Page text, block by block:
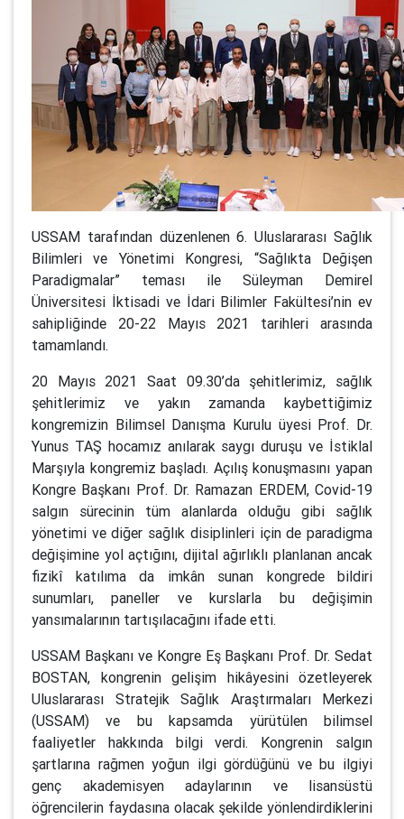
USSAM tarafından düzenlenen 6. Uluslararası Sağlık
Bilimleri ve Yönetimi Kongresi, “Sağlıkta Değişen
Paradigmalar” teması ile Süleyman Demirel
Üniversitesi İktisadi ve İdari Bilimler Fakültesi’nin ev
sahipliğinde 20-22 Mayıs 2021 tarihleri arasında
tamamlandı.
20 Mayıs 2021 Saat 09.30’da şehitlerimiz, sağlık
şehitlerimiz ve yakın zamanda kaybettiğimiz
kongremizin Bilimsel Danışma Kurulu üyesi Prof. Dr.
Yunus TAŞ hocamız anılarak saygı duruşu ve İstiklal
Marşıyla kongremiz başladı. Açılış konuşmasını yapan
Kongre Başkanı Prof. Dr. Ramazan ERDEM, Covid-19
salgın sürecinin tüm alanlarda olduğu gibi sağlık
yönetimi ve diğer sağlık disiplinleri için de paradigma
değişimine yol açtığını, dijital ağırlıklı planlanan ancak
fizikî katılıma da imkân sunan kongrede bildiri
sunumları, paneller ve kurslarla bu değişimin
yansımalarının tartışılacağını ifade etti.
USSAM Başkanı ve Kongre Eş Başkanı Prof. Dr. Sedat
BOSTAN, kongrenin gelişim hikâyesini özetleyerek
Uluslararası Stratejik Sağlık Araştırmaları Merkezi
(USSAM) ve bu kapsamda yürütülen bilimsel
faaliyetler hakkında bilgi verdi. Kongrenin salgın
şartlarına rağmen yoğun ilgi gördüğünü ve bu ilgiyi
genç akademisyen adaylarının ve lisansüstü
öğrencilerin faydasına olacak şekilde yönlendirdiklerini